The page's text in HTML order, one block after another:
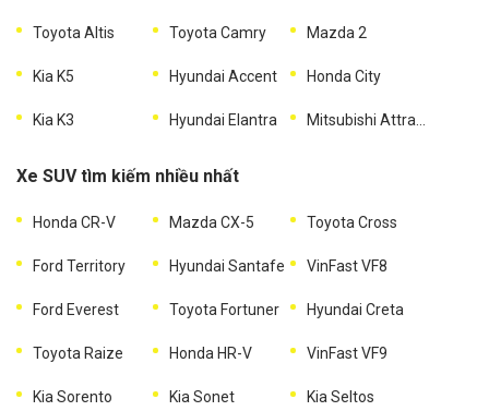
Toyota Altis Toyota Camry Mazda 2
Kia K5 Hyundai Accent Honda City
Kia K3 Hyundai Elantra Mitsubishi Attrage
Xe SUV tìm kiếm nhiều nhất
Honda CR-V Mazda CX-5 Toyota Cross
Ford Territory Hyundai Santafe VinFast VF8
Ford Everest Toyota Fortuner Hyundai Creta
Toyota Raize Honda HR-V VinFast VF9
Kia Sorento Kia Sonet Kia Seltos